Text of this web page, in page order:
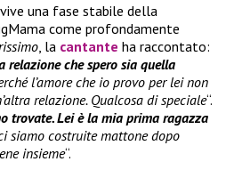
una fase stabile della
come profondamente
, la cantante ha raccontato:
relazione che spero sia quella
l’amore che io provo per lei non
relazione. Qualcosa di speciale“.
trovate. Lei è la mia prima ragazza
siamo costruite mattone dopo
insieme“.